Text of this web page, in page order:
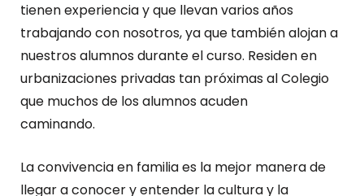
tienen experiencia y que llevan varios años
trabajando con nosotros, ya que también alojan a
nuestros alumnos durante el curso. Residen en
urbanizaciones privadas tan próximas al Colegio
que muchos de los alumnos acuden
caminando.
La convivencia en familia es la mejor manera de
llegar a conocer y entender la cultura y la